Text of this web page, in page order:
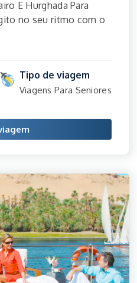
E Hurghada Para
no seu ritmo com o
Tipo de viagem
Viagens Para Seniores